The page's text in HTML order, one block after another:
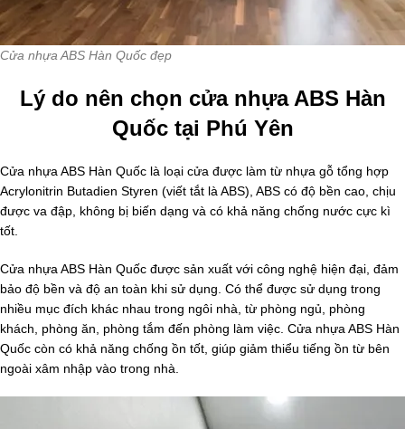
Cửa nhựa ABS Hàn Quốc đẹp
Lý do nên chọn cửa nhựa ABS Hàn
Quốc tại Phú Yên
Cửa nhựa ABS Hàn Quốc là loại cửa được làm từ nhựa gỗ tổng hợp
Acrylonitrin Butadien Styren (viết tắt là ABS), ABS có độ bền cao, chịu
được va đập, không bị biến dạng và có khả năng chống nước cực kì
tốt.
Cửa nhựa ABS Hàn Quốc được sản xuất với công nghệ hiện đại, đảm
bảo độ bền và độ an toàn khi sử dụng. Có thể được sử dụng trong
nhiều mục đích khác nhau trong ngôi nhà, từ phòng ngủ, phòng
khách, phòng ăn, phòng tắm đến phòng làm việc. Cửa nhựa ABS Hàn
Quốc còn có khả năng chống ồn tốt, giúp giảm thiểu tiếng ồn từ bên
ngoài xâm nhập vào trong nhà.